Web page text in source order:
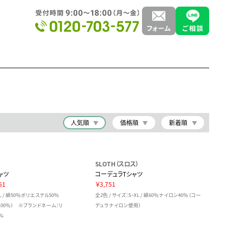
人気順 価格順 新着順
ツ
/ 綿50％ポリエステル50％
％） ※ブランドネーム：リ
SLOTH（スロス）
コーデュラTシャツ
￥3,751
全2色 / サイズ：S~XL / 綿60％ナイロン40％（コー
デュラナイロン使用）